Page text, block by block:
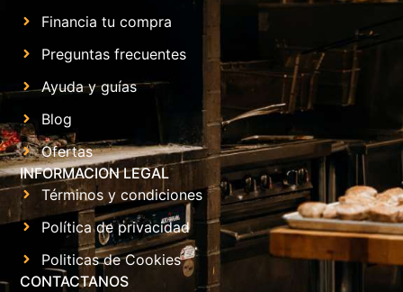
Financia tu compra
Preguntas frecuentes
Ayuda y guías
Blog
Ofertas
INFORMACION LEGAL
Términos y condiciones
Política de privacidad
Politicas de Cookies
CONTACTANOS